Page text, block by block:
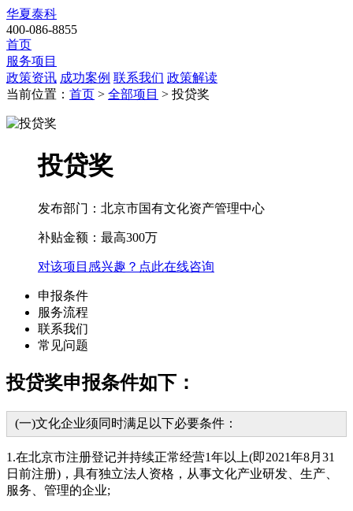
华夏泰科
400-086-8855
首页
服务项目
政策资讯 成功案例 联系我们 政策解读
当前位置： 首页 > 全部项目 > 投贷奖
投贷奖
发布部门：北京市国有文化资产管理中心
补贴金额： 最高300万
对该项目感兴趣？点此在线咨询
申报条件
服务流程
联系我们
常见问题
投贷奖申报条件如下：
(一)文化企业须同时满足以下必要条件：
1.在北京市注册登记并持续正常经营1年以上(即2021年8月31
日前注册)，具有独立法人资格，从事文化产业研发、生产、
服务、管理的企业;